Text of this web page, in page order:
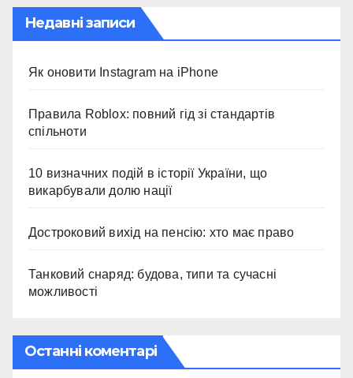
Недавні записи
Як оновити Instagram на iPhone
Правила Roblox: повний гід зі стандартів
спільноти
10 визначних подій в історії України, що
викарбували долю нації
Достроковий вихід на пенсію: хто має право
Танковий снаряд: будова, типи та сучасні
можливості
Останні коментарі